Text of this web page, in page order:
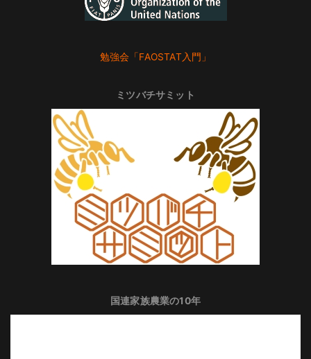
勉強会「FAOSTAT入門」
ミツバチサミット
国連家族農業の10年